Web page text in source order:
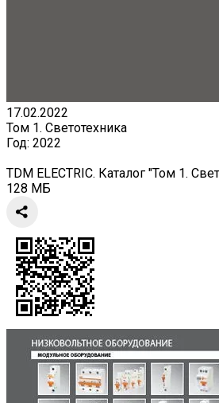
17.02.2022
Том 1. Светотехника
Год: 2022
TDM ELECTRIC. Каталог "Том 1.
128 МБ